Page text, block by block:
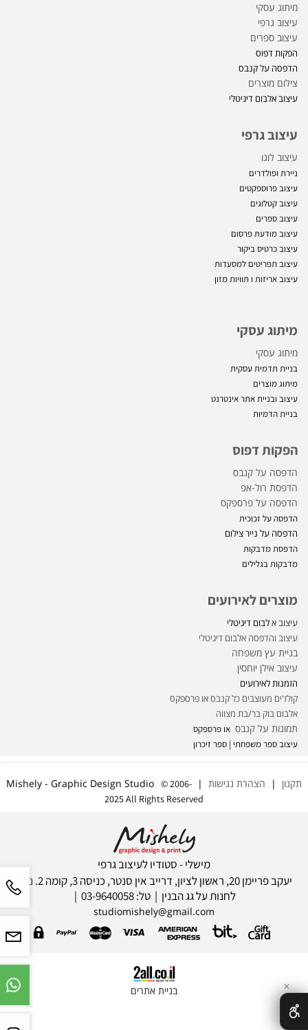
מיתוג עסקי
עיצוב גרפי
עיצוב ספרים
הפקות דפוס
הדפסה על קנבס
צילום מוצרים
עיצוב אלבום דיגיטלי
עיצוב גרפי
עיצוב לוגו
ניירת ופולדרים
עיצוב פרוספקטים
עיצוב קטלוגים
עיצוב ספרים
עיצוב מודעת פרסום
עיצוב כרטיס ביקור
עיצוב תפריטים למסעדות
עיצוב אריזות ו תוויות מזון
מיתוג עסקי
מיתוג עסקי
בניית תדמית עסקית
מיתוג מוצרים
עיצוב ובניית אתר אינטרנט
בניית הדמיות
הפקות דפוס
הדפסה על קנבס
הדפסת רול-אפ
הדפסה על פרספקס
הדפסה על זכוכית
הדפסה על נייר צילום
הדפסת מדבקות
מדבקות בגלילים
מוצרים לאירועים
עיצוב אלבום דיגיטלי
עיצוב והדפסה אלבום דיגיטלי
בניית עץ משפחה
עיצוב אילן יוחסין
הזמנות לאירועים
קולז'ים מעוצבים כל קנבס או פרספקס
אלבום בוק בר/בת מצווה
תמונות על קנבס או פרספקס
עיצוב ספר משפחתי | ספר זיכרון
תקנון | הצהרת נגישות| Mishely - Graphic Design Studio
© 2006-
2025 All Rights Reserved
מישלי - סטודיו לעיצוב גרפי
יעקב פריימן 20, ראשון לציון, דרייב אין סנטר, כניסה 3, קומה 2. ניתן
לחנות על גג הבנין | טל: 03-9640058 |
studiomishely@gmail.com
בניית אתרים ✕